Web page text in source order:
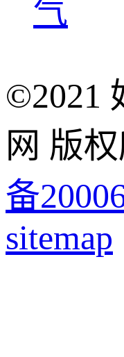
气
©2021
网 版
备
sitemap